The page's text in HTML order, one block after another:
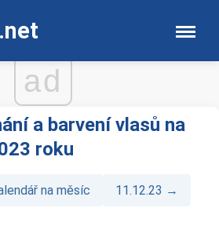
ad
a barvení vlasů na
roku
na měsíc 11.12.23 →